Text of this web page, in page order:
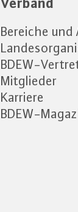
Bereiche
BDEW-
Mitglieder
Karriere
BDEW-